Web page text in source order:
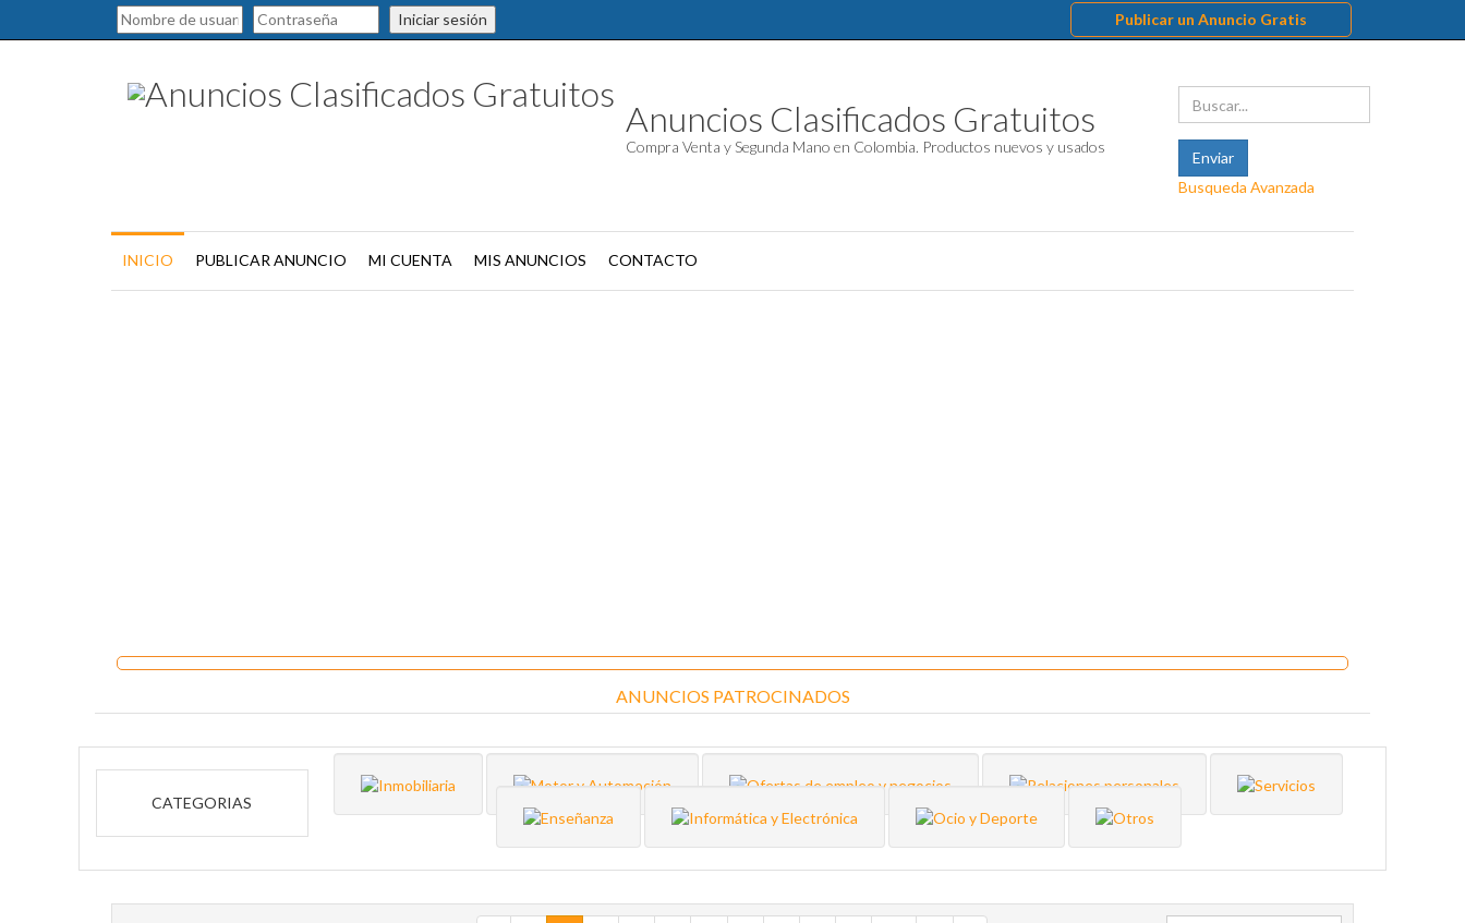
Iniciar sesión Publicar un Anuncio Gratis
Anuncios Clasificados Gratuitos
Compra Venta y Segunda Mano en Colombia. Productos nuevos y usados
Busqueda Avanzada
INICIO PUBLICAR ANUNCIO MI CUENTA MIS ANUNCIOS CONTACTO
ANUNCIOS PATROCINADOS
CATEGORIAS